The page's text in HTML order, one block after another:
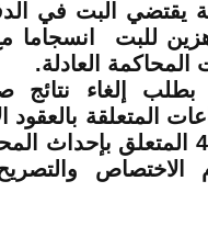
يقتضي البت في
للبت انسجاما
العادلة.
بطلب إلغاء نتائج
المتعلقة بالعقود
للفصل الثامن من القانون رقم 41.90
الاختصاص